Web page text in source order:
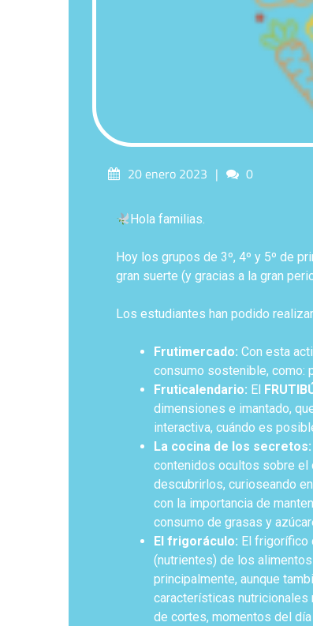
20 enero 2023 0
Hola familias.
Hoy los grupos de 3º, 4º y 5º de
gran suerte (y gracias a la gran
Los estudiantes han podido
Frutimercado: Con esta
consumo sostenible, como:
Fruticalendario: El
dimensiones e imantado,
interactiva, cuándo es
La cocina de los secretos:
contenidos ocultos sobre el
descubrirlos, curioseando
con la importancia de
consumo de grasas y
El frigoráculo: El frigorífico
(nutrientes) de los
principalmente, aunque
características
de cortes, momentos del